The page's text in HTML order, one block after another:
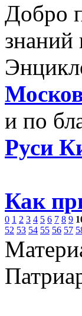
Добро
знаний
и по
Руси
Как
0 1 2 3 4 5 6 7 8 9
52 53 54 55 56 57